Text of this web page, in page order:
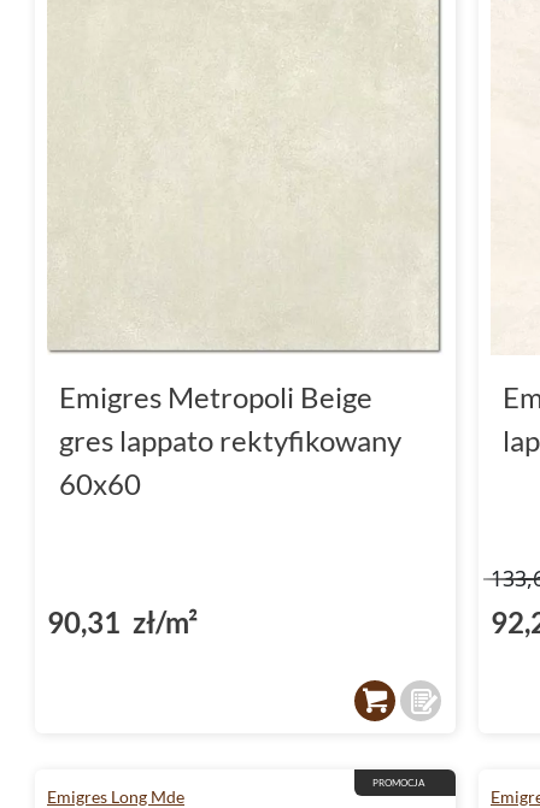
Emigres Metropoli Beige
gres lappato rektyfikowany
60x60
90,31 zł/m²
PROMOCJA
Emigres Long Mde